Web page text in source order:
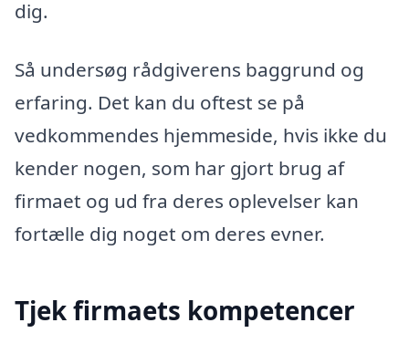
dig.
Så undersøg rådgiverens baggrund og
erfaring. Det kan du oftest se på
vedkommendes hjemmeside, hvis ikke du
kender nogen, som har gjort brug af
firmaet og ud fra deres oplevelser kan
fortælle dig noget om deres evner.
Tjek firmaets kompetencer